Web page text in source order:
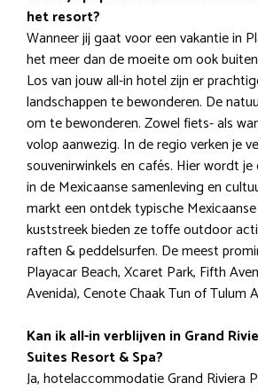
het resort?
Wanneer jij gaat voor een vakantie in
het meer dan de moeite om ook
Los van jouw all-in hotel zijn er
landschappen te bewonderen. De
om te bewonderen. Zowel fiets- als
volop aanwezig. In de regio verken je
souvenirwinkels en cafés. Hier wordt
in de Mexicaanse samenleving en
markt een ontdek typische
kuststreek bieden ze toffe outdoor
raften & peddelsurfen. De meest
Playacar Beach, Xcaret Park, Fifth
Avenida), Cenote Chaak Tun of Tulum
Kan ik all-in verblijven in Grand
Suites Resort & Spa?
Ja, hotelaccommodatie Grand Riviera